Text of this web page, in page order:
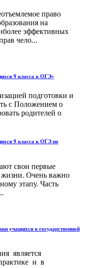
право
на
эффективных
чело...
9 класса к ОГЭ»
подготовки и
с Положением о
родителей о
9 класса к ОГЭ по
свои первые
жизни. Очень важно
этапу. Часть
учащихся к государственной
является
и в